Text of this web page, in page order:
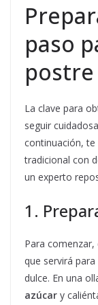
paso
La clave para
seguir
continuación,
tradicional con
un experto
1.
Para
que servirá
dulce. En una
azúcar y